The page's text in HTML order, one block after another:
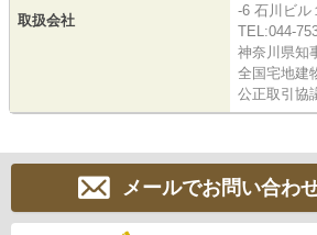
取扱会社
-6 石川ビル
TEL:044-
神奈川県知
全国宅地建
公正取引協
メールでお問い合わ